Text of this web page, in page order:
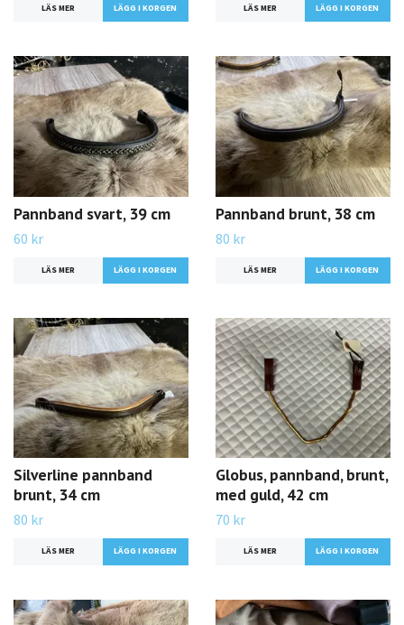
LÄS MER LÄS MER
Pannband svart, 39 cm
60 kr
LÄS MER
Pannband brunt, 38 cm
80 kr
LÄS MER
Silverline pannband
brunt, 34 cm
80 kr
LÄS MER
Globus, pannband, brunt,
med guld, 42 cm
70 kr
LÄS MER